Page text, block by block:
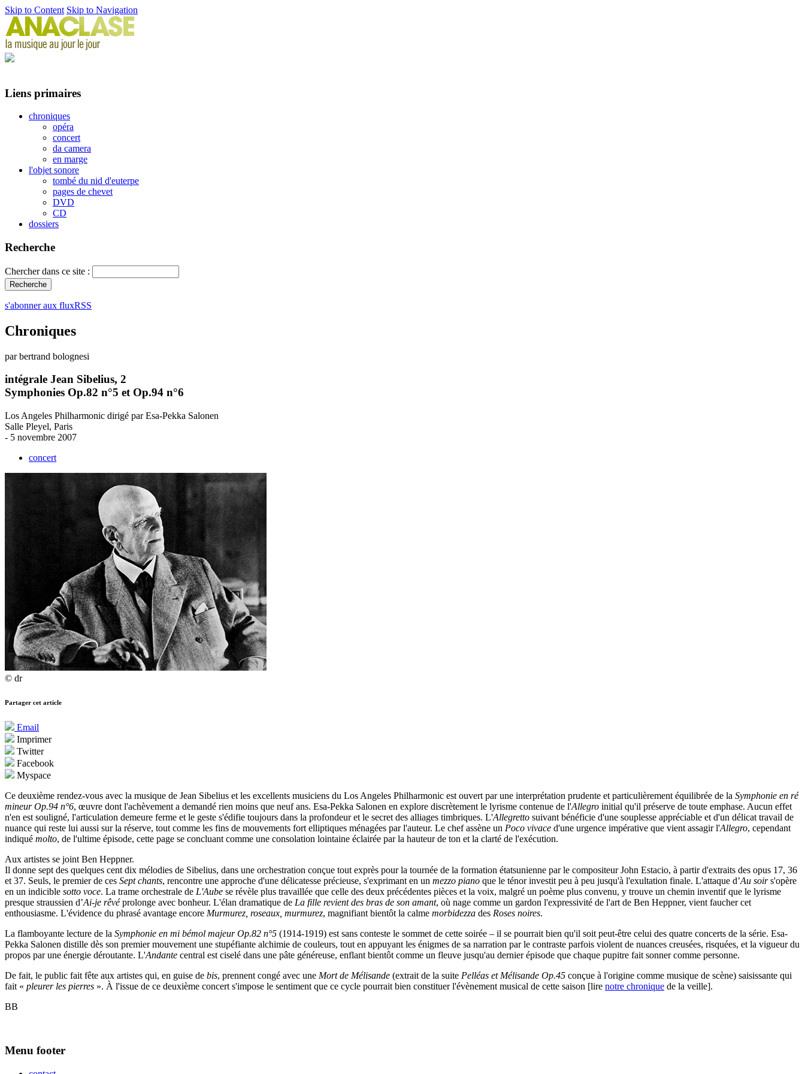
Skip to Content Skip to Navigation
Liens primaires
chroniques
opéra
concert
da camera
en marge
l'objet sonore
tombé du nid d'euterpe
pages de chevet
DVD
CD
dossiers
Recherche
Chercher dans ce site :
s'abonner aux fluxRSS
Chroniques
par bertrand bolognesi
intégrale Jean Sibelius, 2
Symphonies Op.82 n°5 et Op.94 n°6
Los Angeles Philharmonic dirigé par Esa-Pekka Salonen
Salle Pleyel, Paris
- 5 novembre 2007
concert
© dr
Partager cet article
Email
Imprimer
Twitter
Facebook
Myspace
Ce deuxième rendez-vous avec la musique de Jean Sibelius et les excellents musiciens du Los Angeles Philharmonic est ouvert par une interprétation prudente et particulièrement équilibrée de la Symphonie en ré
mineur Op.94 n°6, œuvre dont l'achèvement a demandé rien moins que neuf ans. Esa-Pekka Salonen en explore discrètement le lyrisme contenue de l'Allegro initial qu'il préserve de toute emphase. Aucun effet
n'en est souligné, l'articulation demeure ferme et le geste s'édifie toujours dans la profondeur et le secret des alliages timbriques. L'Allegretto suivant bénéficie d'une souplesse appréciable et d'un délicat travail de
nuance qui reste lui aussi sur la réserve, tout comme les fins de mouvements fort elliptiques ménagées par l'auteur. Le chef assène un Poco vivace d'une urgence impérative que vient assagir l'Allegro, cependant
indiqué molto, de l'ultime épisode, cette page se concluant comme une consolation lointaine éclairée par la hauteur de ton et la clarté de l'exécution.
Aux artistes se joint Ben Heppner.
Il donne sept des quelques cent dix mélodies de Sibelius, dans une orchestration conçue tout exprès pour la tournée de la formation étatsunienne par le compositeur John Estacio, à partir d'extraits des opus 17, 36
et 37. Seuls, le premier de ces Sept chants, rencontre une approche d'une délicatesse précieuse, s'exprimant en un mezzo piano que le ténor investit peu à peu jusqu'à l'exultation finale. L'attaque d’Au soirs'opère
en un indicible sotto voce. La trame orchestrale de L'Aube se révèle plus travaillée que celle des deux précédentes pièces et la voix, malgré un poème plus convenu, y trouve un chemin inventif que le lyrisme
presque straussien d’Ai-je rêvéprolonge avec bonheur. L'élan dramatique de La fille revient des bras de son amant, où nage comme un gardon l'expressivité de l'art de Ben Heppner, vient faucher cet
enthousiasme. L'évidence du phrasé avantage encore Murmurez, roseaux, murmurez, magnifiant bientôt la calme morbidezza des Roses noires.
La flamboyante lecture de la Symphonie en mi bémol majeur Op.82 n°5 (1914-1919) est sans conteste le sommet de cette soirée – il se pourrait bien qu'il soit peut-être celui des quatre concerts de la série. Esa-
Pekka Salonen distille dès son premier mouvement une stupéfiante alchimie de couleurs, tout en appuyant les énigmes de sa narration par le contraste parfois violent de nuances creusées, risquées, et la vigueur du
propos par une énergie déroutante. L'Andante central est ciselé dans une pâte généreuse, enflant bientôt comme un fleuve jusqu'au dernier épisode que chaque pupitre fait sonner comme personne.
De fait, le public fait fête aux artistes qui, en guise de bis, prennent congé avec une Mort de Mélisande (extrait de la suite Pelléas et Mélisande Op.45 conçue à l'origine comme musique de scène) saisissante qui
fait « pleurer les pierres ». À l'issue de ce deuxième concert s'impose le sentiment que ce cycle pourrait bien constituer l'évènement musical de cette saison [lire notre chronique de la veille].
BB
Menu footer